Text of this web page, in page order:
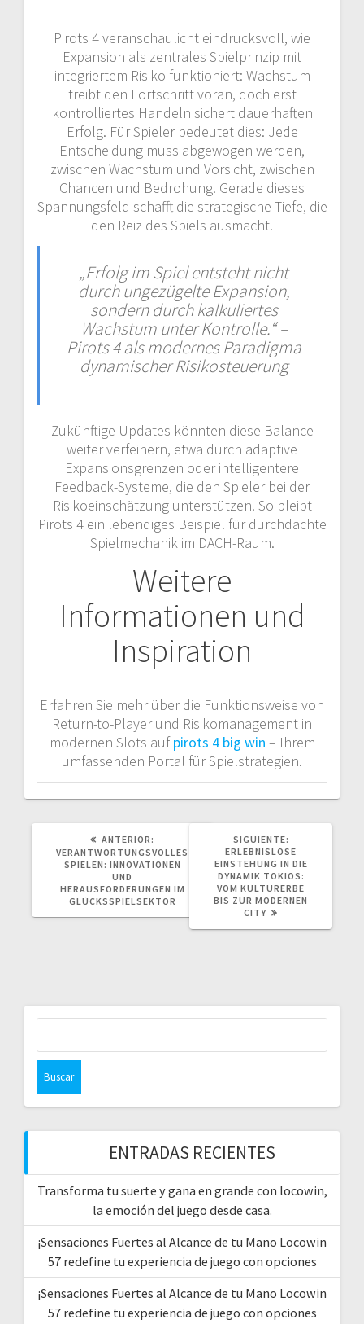
Pirots 4 veranschaulicht eindrucksvoll, wie
Expansion als zentrales Spielprinzip mit
integriertem Risiko funktioniert: Wachstum
treibt den Fortschritt voran, doch erst
kontrolliertes Handeln sichert dauerhaften
Erfolg. Für Spieler bedeutet dies: Jede
Entscheidung muss abgewogen werden,
zwischen Wachstum und Vorsicht, zwischen
Chancen und Bedrohung. Gerade dieses
Spannungsfeld schafft die strategische Tiefe, die
den Reiz des Spiels ausmacht.
„Erfolg im Spiel entsteht nicht
durch ungezügelte Expansion,
sondern durch kalkuliertes
Wachstum unter Kontrolle.“ –
Pirots 4 als modernes Paradigma
dynamischer Risikosteuerung
Zukünftige Updates könnten diese Balance
weiter verfeinern, etwa durch adaptive
Expansionsgrenzen oder intelligentere
Feedback-Systeme, die den Spieler bei der
Risikoeinschätzung unterstützen. So bleibt
Pirots 4 ein lebendiges Beispiel für durchdachte
Spielmechanik im DACH-Raum.
Weitere
Informationen und
Inspiration
Erfahren Sie mehr über die Funktionsweise von
Return-to-Player und Risikomanagement in
modernen Slots aufpirots 4 big win – Ihrem
umfassenden Portal für Spielstrategien.
ANTERIOR:
ANTERIOR:
VERANTWORTUNGSVOLLES
SPIELEN: INNOVATIONEN
UND
HERAUSFORDERUNGEN IM
GLÜCKSSPIELSEKTOR
SIGUIENTE:
POST:
ERLEBNISLOSE
EINSTEHUNG IN DIE
DYNAMIK TOKIOS:
VOM KULTURERBE
BIS ZUR MODERNEN
CITY
ENTRADAS RECIENTES
Transforma tu suerte y gana en grande con locowin,
la emoción del juego desde casa.
¡Sensaciones Fuertes al Alcance de tu Mano Locowin
57 redefine tu experiencia de juego con opciones
¡Sensaciones Fuertes al Alcance de tu Mano Locowin
57 redefine tu experiencia de juego con opciones